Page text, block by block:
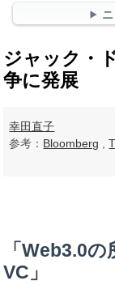
ジャック・
争に発展
幸田直子
参考： Bloomberg ,
「Web3.0
VC」